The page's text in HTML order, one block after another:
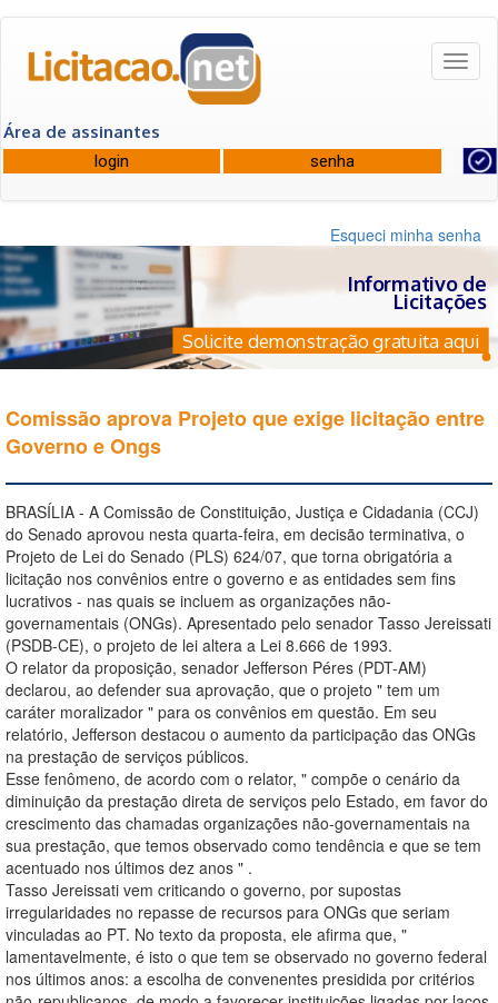
Área de assinantes
Esqueci minha senha
Informativo de
Licitações
Solicite demonstração gratuita aqui
Comissão aprova Projeto que exige licitação entre
Governo e Ongs
BRASÍLIA - A Comissão de Constituição, Justiça e Cidadania (CCJ)
do Senado aprovou nesta quarta-feira, em decisão terminativa, o
Projeto de Lei do Senado (PLS) 624/07, que torna obrigatória a
licitação nos convênios entre o governo e as entidades sem fins
lucrativos - nas quais se incluem as organizações não-
governamentais (ONGs). Apresentado pelo senador Tasso Jereissati
(PSDB-CE), o projeto de lei altera a Lei 8.666 de 1993.
O relator da proposição, senador Jefferson Péres (PDT-AM)
declarou, ao defender sua aprovação, que o projeto " tem um
caráter moralizador " para os convênios em questão. Em seu
relatório, Jefferson destacou o aumento da participação das ONGs
na prestação de serviços públicos.
Esse fenômeno, de acordo com o relator, " compõe o cenário da
diminuição da prestação direta de serviços pelo Estado, em favor do
crescimento das chamadas organizações não-governamentais na
sua prestação, que temos observado como tendência e que se tem
acentuado nos últimos dez anos " .
Tasso Jereissati vem criticando o governo, por supostas
irregularidades no repasse de recursos para ONGs que seriam
vinculadas ao PT. No texto da proposta, ele afirma que, "
lamentavelmente, é isto o que tem se observado no governo federal
nos últimos anos: a escolha de convenentes presidida por critérios